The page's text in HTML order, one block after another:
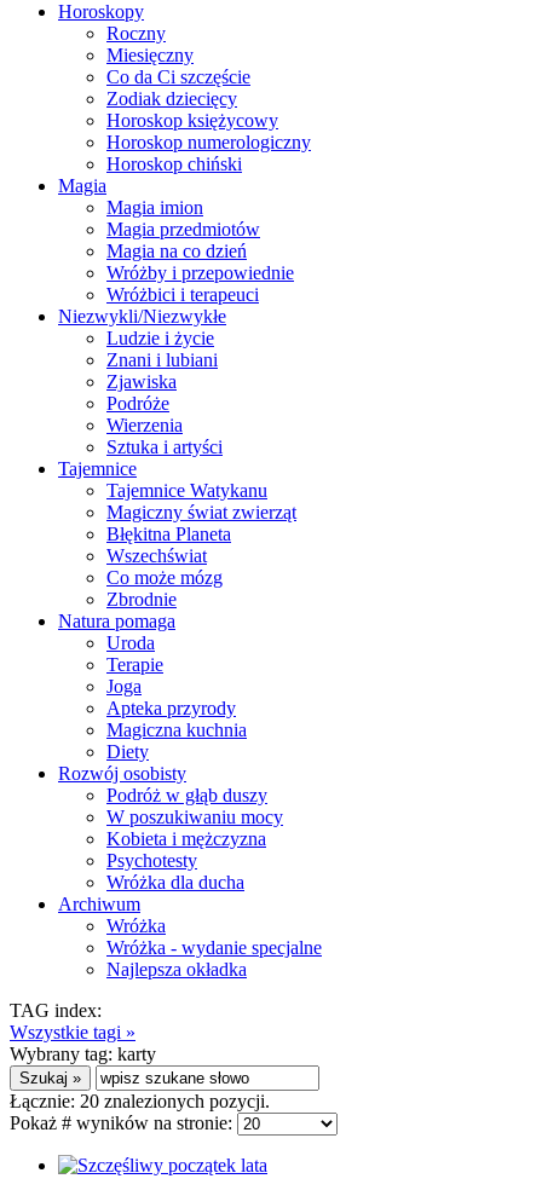
Horoskopy
Roczny
Miesięczny
Co da Ci szczęście
Zodiak dziecięcy
Horoskop księżycowy
Horoskop numerologiczny
Horoskop chiński
Magia
Magia imion
Magia przedmiotów
Magia na co dzień
Wróżby i przepowiednie
Wróżbici i terapeuci
Niezwykli/Niezwykłe
Ludzie i życie
Znani i lubiani
Zjawiska
Podróże
Wierzenia
Sztuka i artyści
Tajemnice
Tajemnice Watykanu
Magiczny świat zwierząt
Błękitna Planeta
Wszechświat
Co może mózg
Zbrodnie
Natura pomaga
Uroda
Terapie
Joga
Apteka przyrody
Magiczna kuchnia
Diety
Rozwój osobisty
Podróż w głąb duszy
W poszukiwaniu mocy
Kobieta i mężczyzna
Psychotesty
Wróżka dla ducha
Archiwum
Wróżka
Wróżka - wydanie specjalne
Najlepsza okładka
TAG index:
Wszystkie tagi »
Wybrany tag: karty
Łącznie: 20 znalezionych pozycji.
Pokaż # wyników na stronie: